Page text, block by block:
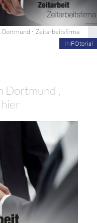
• Zeitarbeitsfirma
INFOtorial
Dortmund ,